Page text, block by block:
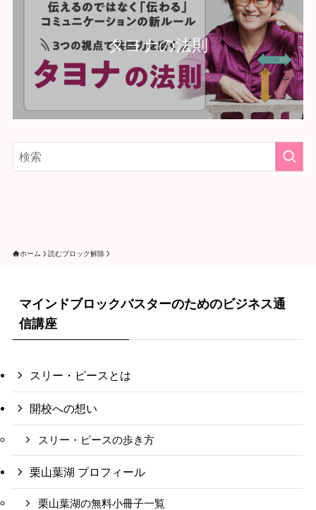
タヨナの法則
ホーム 読むブロック解除
マインドブロックバスターのためのビジネス通
信講座
スリー・ピースとは
開校への想い
スリー・ピースの歩き方
栗山葉湖 プロフィール
栗山葉湖の無料小冊子一覧